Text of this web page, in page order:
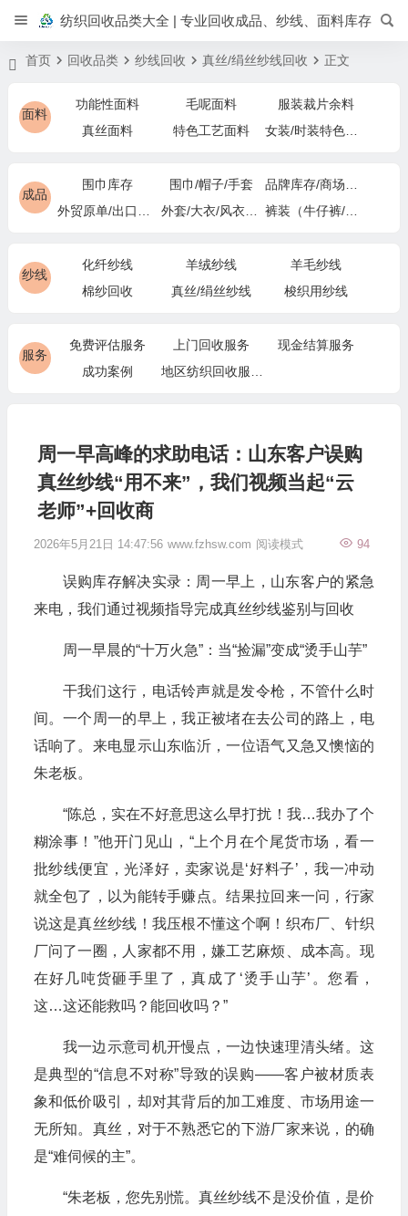
纺织回收品类大全 | 专业回收成品、纱线、面料库存
首页 回收品类 纱线回收 真丝/绢丝纱线回收 正文
面料
功能性面料 毛呢面料
服装裁片余料
真丝面料
特色工艺面料
成品
围巾库存 围巾/帽子/手套
纱线
化纤纱线 羊绒纱线
羊毛纱线
棉纱回收
真丝/绢丝纱线 梭织用纱线
服务
免费评估服务 上门回收服务
现金结算服务
成功案例
周一早高峰的求助电话：山东客户误购
真丝纱线“用不来”，我们视频当起“云
老师”+回收商
2026年5月21日 14:47:56 www.fzhsw.com 94
阅读模式
误购库存解决实录：周一早上，山东客户的紧急
来电，我们通过视频指导完成真丝纱线鉴别与回收
周一早晨的“十万火急”：当“捡漏”变成“烫手山芋”
干我们这行，电话铃声就是发令枪，不管什么时
间。一个周一的早上，我正被堵在去公司的路上，电
话响了。来电显示山东临沂，一位语气又急又懊恼的
朱老板。
“陈总，实在不好意思这么早打扰！我…我办了个
糊涂事！”他开门见山，“上个月在个尾货市场，看一
批纱线便宜，光泽好，卖家说是‘好料子’，我一冲动
就全包了，以为能转手赚点。结果拉回来一问，行家
说这是真丝纱线！我压根不懂这个啊！织布厂、针织
厂问了一圈，人家都不用，嫌工艺麻烦、成本高。现
在好几吨货砸手里了，真成了‘烫手山芋’。您看，
这…这还能救吗？能回收吗？”
我一边示意司机开慢点，一边快速理清头绪。这
是典型的“信息不对称”导致的误购——客户被材质表
象和低价吸引，却对其背后的加工难度、市场用途一
无所知。真丝，对于不熟悉它的下游厂家来说，的确
是“难伺候的主”。
“朱老板，您先别慌。真丝纱线不是没价值，是价